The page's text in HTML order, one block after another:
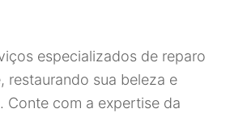
especializados de reparo
restaurando sua beleza e
Conte com a expertise da